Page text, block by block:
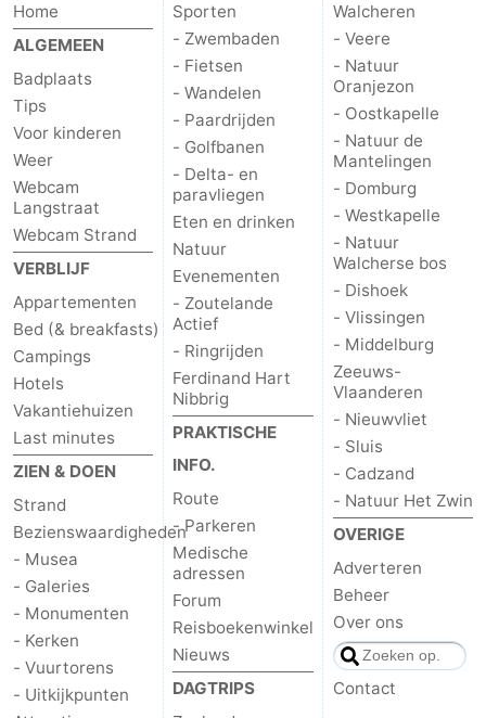
Natuur
Het
Zwin
Weer
Contact
Home
ALGEMEEN
Badplaats
Tips
Voor kinderen
Weer
Webcam
Langstraat
Webcam Strand
VERBLIJF
Appartementen
Bed (& breakfasts)
Campings
Hotels
Vakantiehuizen
Last minutes
ZIEN & DOEN
Strand
Bezienswaardigheden
- Musea
- Galeries
- Monumenten
- Kerken
- Vuurtorens
- Uitkijkpunten
Sporten
- Zwembaden
- Fietsen
- Wandelen
- Paardrijden
- Golfbanen
- Delta- en
paravliegen
Eten en drinken
Natuur
Evenementen
- Zoutelande
Actief
- Ringrijden
Ferdinand Hart
Nibbrig
PRAKTISCHE
INFO.
Route
- Parkeren
Medische
adressen
Forum
Reisboekenwinkel
Nieuws
DAGTRIPS
Walcheren
- Veere
- Natuur
Oranjezon
- Oostkapelle
- Natuur de
Mantelingen
- Domburg
- Westkapelle
- Natuur
Walcherse bos
- Dishoek
- Vlissingen
- Middelburg
Zeeuws-
Vlaanderen
- Nieuwvliet
- Sluis
- Cadzand
- Natuur Het Zwin
OVERIGE
Adverteren
Beheer
Over ons
Contact